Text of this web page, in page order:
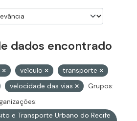
dados encontrado
veículo
transporte
velocidade das vias
Grupos:
e Transporte Urbano do Recife